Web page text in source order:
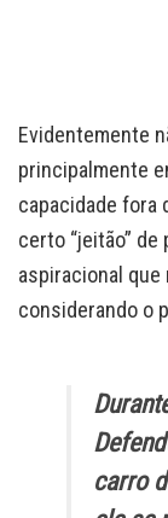
Evidentemente
principalmente
capacidade fora
certo “jeitão”
aspiracional que
considerando o
carro